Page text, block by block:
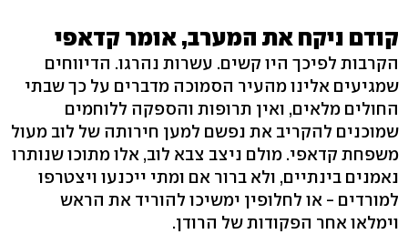
קודם ניקח את המערב, אומר קדאפי
הקרבות לפיכך היו קשים. עשרות נהרגו. הדיווחים
שמגיעים אלינו מהעיר הסמוכה מדברים על כך שבתי
החולים מלאים, ואין תרופות והספקה ללוחמים
שמוכנים להקריב את נפשם למען חירותה של לוב מעול
משפחת קדאפי. מולם ניצב צבא לוב, אלו מתוכו שנותרו
נאמנים בינתיים, ולא ברור אם ומתי ייכנעו ויצטרפו
למורדים - או לחלופין ימשיכו להוריד את הראש
וימלאו אחר הפקודות של הרודן.